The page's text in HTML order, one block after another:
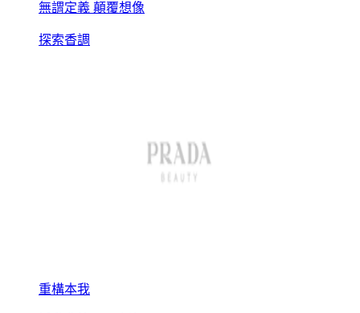
無謂定義 顛覆想像
探索香調
重構本我